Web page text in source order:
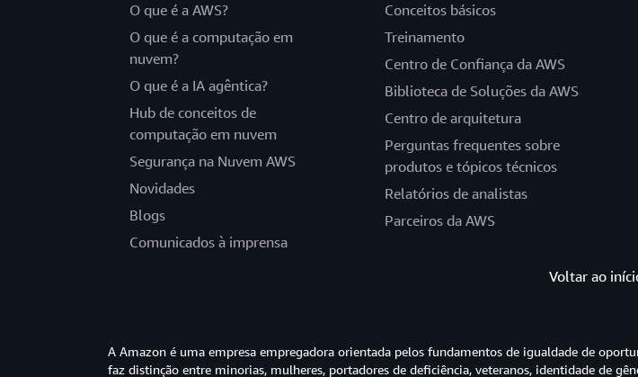
O que é a AWS?
O que é a computação em
nuvem?
O que é a IA agêntica?
Hub de conceitos de
computação em nuvem
Segurança na Nuvem AWS
Novidades
Blogs
Comunicados à imprensa
Conceitos básicos
Treinamento
Centro de Confiança da AWS
Biblioteca de Soluções da AWS
Centro de arquitetura
Perguntas frequentes sobre
produtos e tópicos técnicos
Relatórios de analistas
Parceiros da AWS
Voltar ao
A Amazon é uma empresa empregadora orientada pelos fundamentos de igualdade de
faz distinção entre minorias, mulheres, portadores de deficiência, veteranos, identidade de